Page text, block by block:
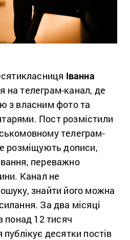
Іванна
на телеграм-канал, де
з власним фото та
Пост розмістили
телеграм-
розміщують дописи,
переважно
Канал не
знайти його можна
За два місяці
понад 12 тисяч
публікує десятки постів